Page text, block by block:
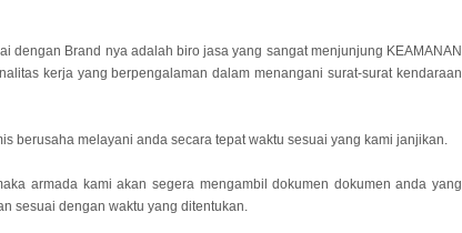
dengan Brand nya adalah biro jasa yang sangat menjunjung KEAMANAN
kerja yang berpengalaman dalam menangani surat-surat kendaraan
berusaha melayani anda secara tepat waktu sesuai yang kami janjikan.
armada kami akan segera mengambil dokumen dokumen anda yang
sesuai dengan waktu yang ditentukan.